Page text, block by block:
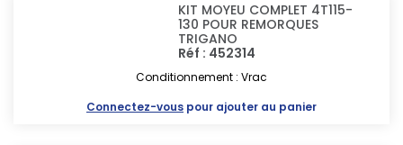
KIT MOYEU COMPLET 4T115-
130 POUR REMORQUES
TRIGANO
Réf : 452314
Conditionnement : Vrac
Connectez-vous pour ajouter au panier